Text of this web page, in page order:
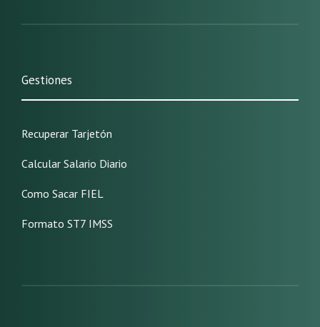
Gestiones
Recuperar Tarjetón
Calcular Salario Diario
Como Sacar FIEL
Formato ST7 IMSS